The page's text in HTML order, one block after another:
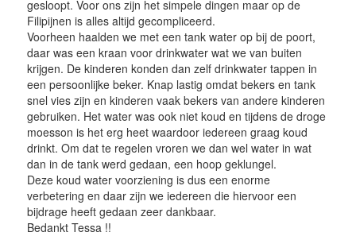
gesloopt. Voor ons zijn het simpele dingen maar op de
Filipijnen is alles altijd gecompliceerd.
Voorheen haalden we met een tank water op bij de poort,
daar was een kraan voor drinkwater wat we van buiten
krijgen. De kinderen konden dan zelf drinkwater tappen in
een persoonlijke beker. Knap lastig omdat bekers en tank
snel vies zijn en kinderen vaak bekers van andere kinderen
gebruiken. Het water was ook niet koud en tijdens de droge
moesson is het erg heet waardoor iedereen graag koud
drinkt. Om dat te regelen vroren we dan wel water in wat
dan in de tank werd gedaan, een hoop geklungel.
Deze koud water voorziening is dus een enorme
verbetering en daar zijn we iedereen die hiervoor een
bijdrage heeft gedaan zeer dankbaar.
Bedankt Tessa !!